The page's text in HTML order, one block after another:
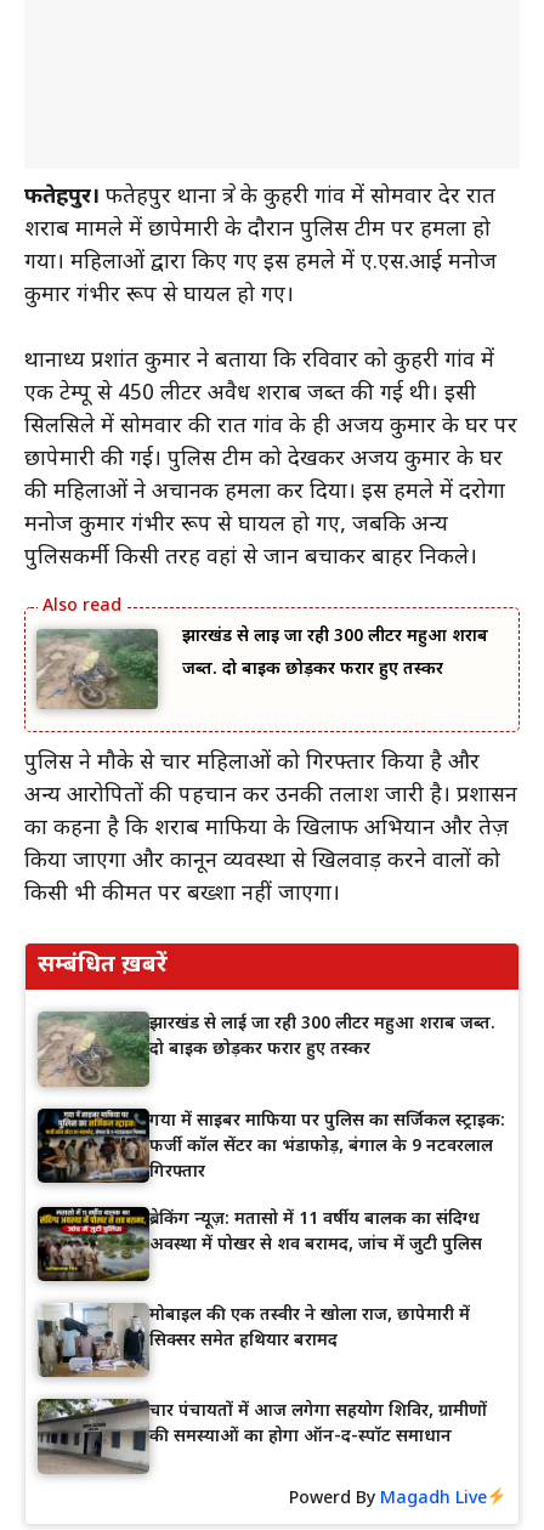
फतेहपुर। फतेहपुर थाना क्षेत्र के कुहरी गांव में सोमवार देर रात
शराब मामले में छापेमारी के दौरान पुलिस टीम पर हमला हो
गया। महिलाओं द्वारा किए गए इस हमले में ए.एस.आई मनोज
कुमार गंभीर रूप से घायल हो गए।
थानाध्यक्ष प्रशांत कुमार ने बताया कि रविवार को कुहरी गांव में
एक टेम्पू से 450 लीटर अवैध शराब जब्त की गई थी। इसी
सिलसिले में सोमवार की रात गांव के ही अजय कुमार के घर पर
छापेमारी की गई। पुलिस टीम को देखकर अजय कुमार के घर
की महिलाओं ने अचानक हमला कर दिया। इस हमले में दरोगा
मनोज कुमार गंभीर रूप से घायल हो गए, जबकि अन्य
पुलिसकर्मी किसी तरह वहां से जान बचाकर बाहर निकले।
झारखंड से लाई जा रही 300 लीटर महुआ शराब
जब्त. दो बाइक छोड़कर फरार हुए तस्कर
पुलिस ने मौके से चार महिलाओं को गिरफ्तार किया है और
अन्य आरोपितों की पहचान कर उनकी तलाश जारी है। प्रशासन
का कहना है कि शराब माफिया के खिलाफ अभियान और तेज़
किया जाएगा और कानून व्यवस्था से खिलवाड़ करने वालों को
किसी भी कीमत पर बख्शा नहीं जाएगा।
सम्बंधित ख़बरें
झारखंड से लाई जा रही 300 लीटर महुआ शराब जब्त.
दो बाइक छोड़कर फरार हुए तस्कर
गया में साइबर माफिया पर पुलिस का सर्जिकल स्ट्राइक:
फर्जी कॉल सेंटर का भंडाफोड़, बंगाल के 9 नटवरलाल
गिरफ्तार
ब्रेकिंग न्यूज़: मतासो में 11 वर्षीय बालक का संदिग्ध
अवस्था में पोखर से शव बरामद, जांच में जुटी पुलिस
मोबाइल की एक तस्वीर ने खोला राज, छापेमारी में
सिक्सर समेत हथियार बरामद
चार पंचायतों में आज लगेगा सहयोग शिविर, ग्रामीणों
की समस्याओं का होगा ऑन-द-स्पॉट समाधान
Powerd By Magadh Live